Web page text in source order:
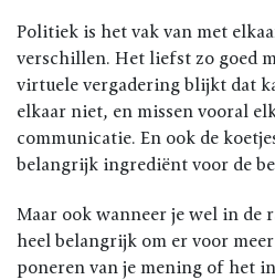
Politiek is het vak van met
verschillen. Het liefst zo goed
virtuele vergadering blijkt dat
elkaar niet, en missen vooral
communicatie. En ook de
belangrijk ingrediënt voor de
Maar ook wanneer je wel in de
heel belangrijk om er voor
poneren van je mening of het